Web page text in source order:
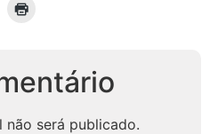
não será publicado.